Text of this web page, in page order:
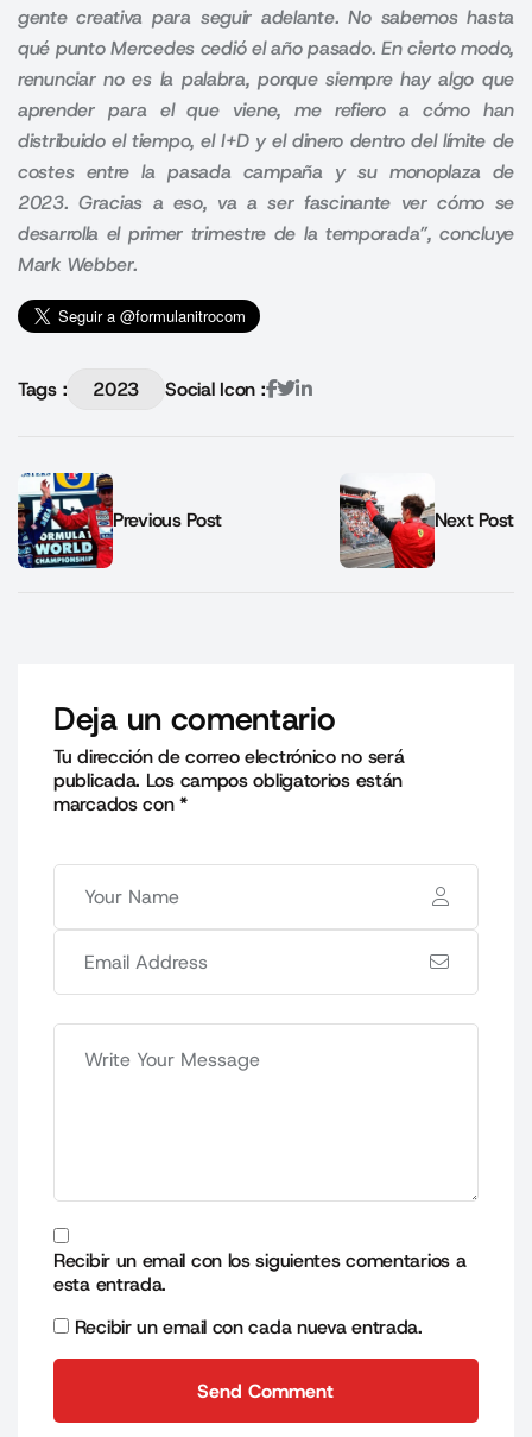
gente creativa para seguir adelante. No sabemos hasta
qué punto Mercedes cedió el año pasado. En cierto modo,
renunciar no es la palabra, porque siempre hay algo que
aprender para el que viene, me refiero a cómo han
distribuido el tiempo, el I+D y el dinero dentro del límite de
costes entre la pasada campaña y su monoplaza de
2023. Gracias a eso, va a ser fascinante ver cómo se
desarrolla el primer trimestre de la temporada”, concluye
Mark Webber.
Tags : 2023 Social Icon :
Previous Post Next Post
Deja un comentario
Tu dirección de correo electrónico no será
publicada. Los campos obligatorios están
marcados con*
Recibir un email con los siguientes comentarios a
esta entrada.
Recibir un email con cada nueva entrada.
Send Comment